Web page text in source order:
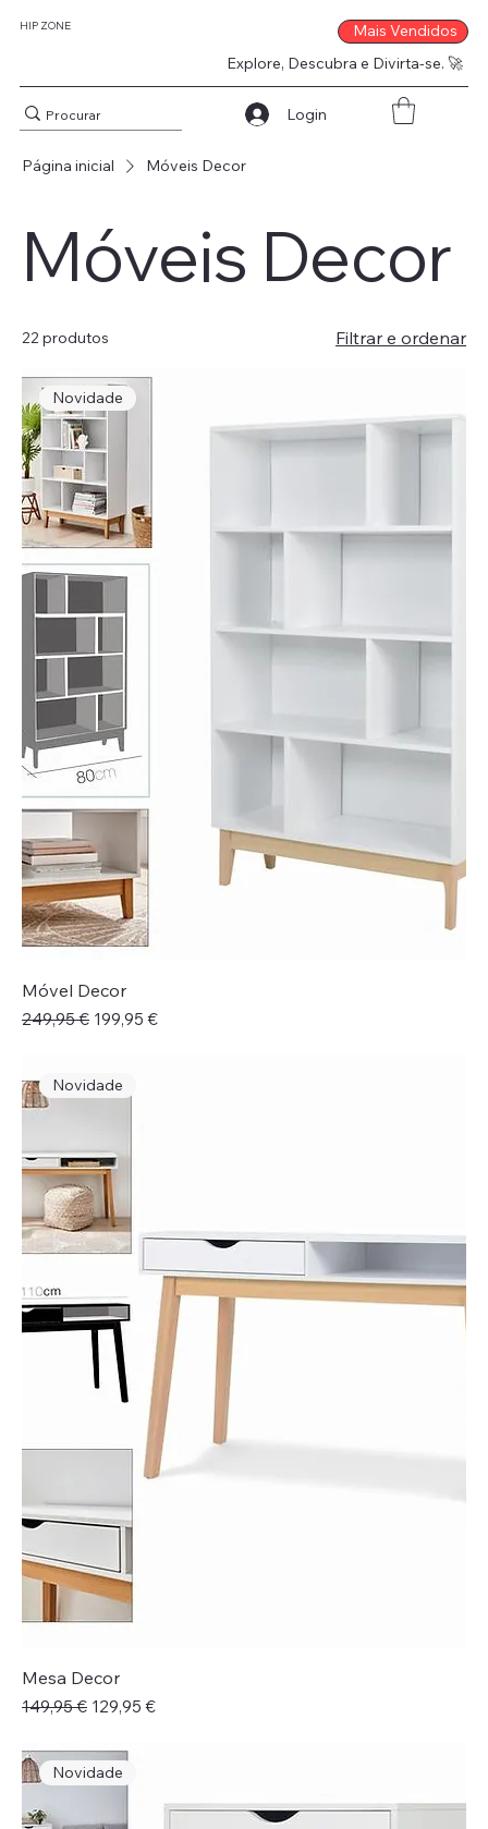
HIP ZONE
Explore, Descubra e Divirta-se. 🚀
Mais Vendidos
Login
Página inicial Móveis Decor
Móveis Decor
22 produtos Filtrar e ordenar
Novidade
Móvel Decor
Preço normal
249,95 € Preço promocional
199,95 €
Novidade
Mesa Decor
Preço normal
149,95 € Preço promocional
129,95 €
Novidade